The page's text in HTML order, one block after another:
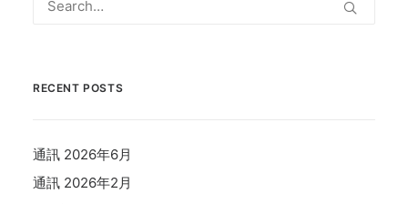
RECENT POSTS
通訊 2026年6月
通訊 2026年2月